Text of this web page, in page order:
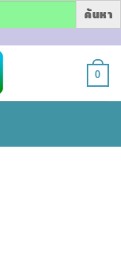
0